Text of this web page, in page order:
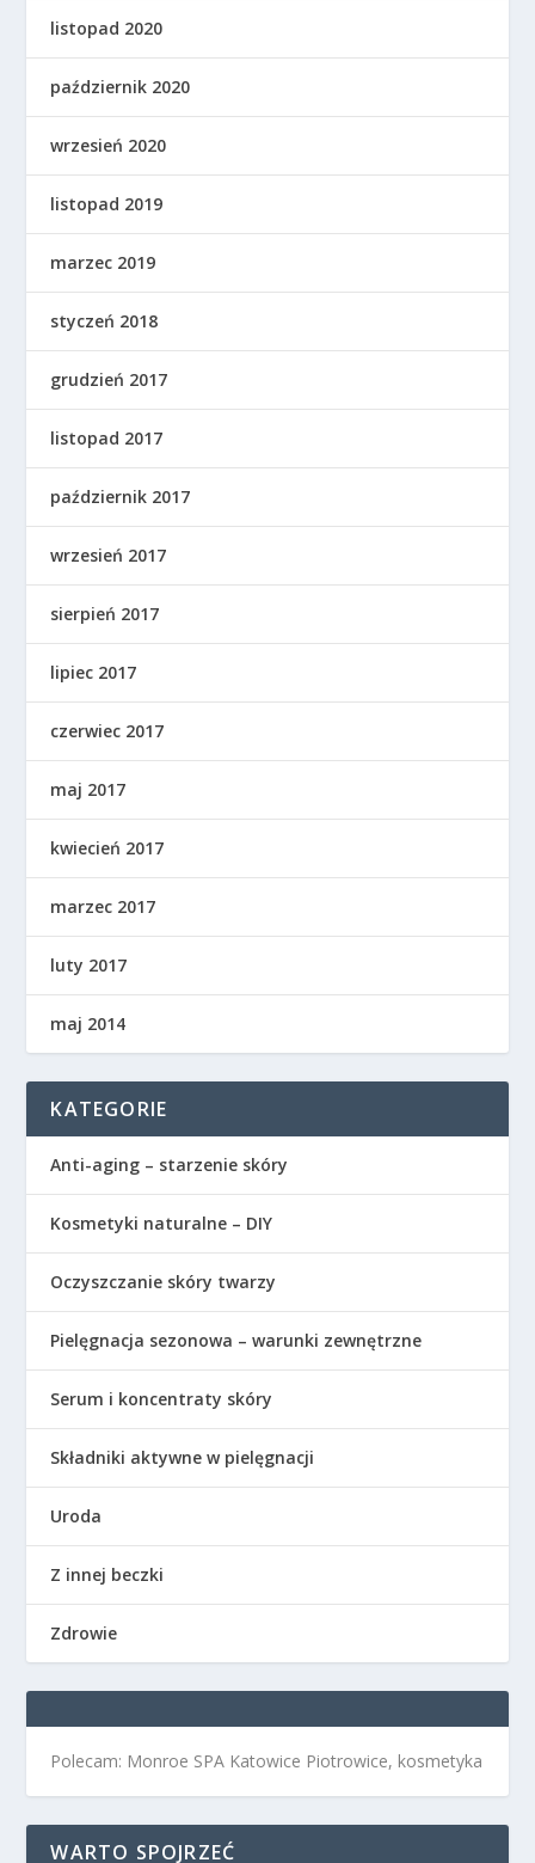
listopad 2020
październik 2020
wrzesień 2020
listopad 2019
marzec 2019
styczeń 2018
grudzień 2017
listopad 2017
październik 2017
wrzesień 2017
sierpień 2017
lipiec 2017
czerwiec 2017
maj 2017
kwiecień 2017
marzec 2017
luty 2017
maj 2014
KATEGORIE
Anti-aging – starzenie skóry
Kosmetyki naturalne – DIY
Oczyszczanie skóry twarzy
Pielęgnacja sezonowa – warunki zewnętrzne
Serum i koncentraty skóry
Składniki aktywne w pielęgnacji
Uroda
Z innej beczki
Zdrowie
Polecam: Monroe SPA Katowice Piotrowice, kosmetyka
WARTO SPOJRZEĆ